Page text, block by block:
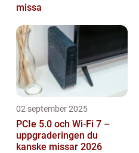
missa
02 september 2025
PCIe 5.0 och Wi-Fi 7 –
uppgraderingen du
kanske missar 2026